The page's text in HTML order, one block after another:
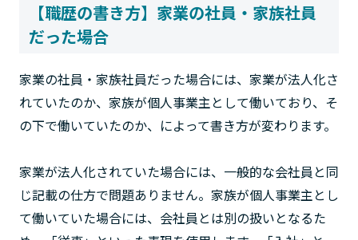
【職歴の書き方】家業の社員・家族社員
だった場合
家業の社員・家族社員だった場合には、家業が法人化さ
れていたのか、家族が個人事業主として働いており、そ
の下で働いていたのか、によって書き方が変わります。
家業が法人化されていた場合には、一般的な会社員と同
じ記載の仕方で問題ありません。家族が個人事業主とし
て働いていた場合には、会社員とは別の扱いとなるた